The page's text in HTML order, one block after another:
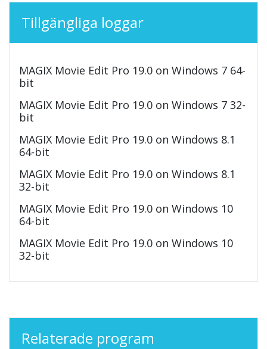
Tillgängliga loggar
MAGIX Movie Edit Pro 19.0 on Windows 7 64-
bit
MAGIX Movie Edit Pro 19.0 on Windows 7 32-
bit
MAGIX Movie Edit Pro 19.0 on Windows 8.1
64-bit
MAGIX Movie Edit Pro 19.0 on Windows 8.1
32-bit
MAGIX Movie Edit Pro 19.0 on Windows 10
64-bit
MAGIX Movie Edit Pro 19.0 on Windows 10
32-bit
Relaterade program